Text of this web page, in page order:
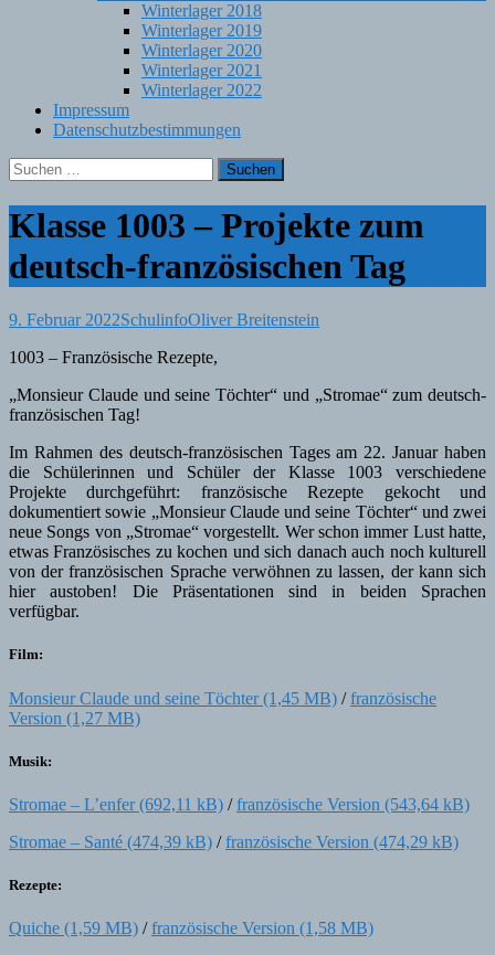
Winterlager 2018
Winterlager 2019
Winterlager 2020
Winterlager 2021
Winterlager 2022
Impressum
Datenschutzbestimmungen
Suchen
nach:
Klasse 1003 – Projekte zum
deutsch-französischen Tag
9. Februar 2022SchulinfoOliver Breitenstein
1003 – Französische Rezepte,
„Monsieur Claude und seine Töchter“ und „Stromae“ zum deutsch-
französischen Tag!
Im Rahmen des deutsch-französischen Tages am 22. Januar haben
die Schülerinnen und Schüler der Klasse 1003 verschiedene
Projekte durchgeführt: französische Rezepte gekocht und
dokumentiert sowie „Monsieur Claude und seine Töchter“ und zwei
neue Songs von „Stromae“ vorgestellt. Wer schon immer Lust hatte,
etwas Französisches zu kochen und sich danach auch noch kulturell
von der französischen Sprache verwöhnen zu lassen, der kann sich
hier austoben! Die Präsentationen sind in beiden Sprachen
verfügbar.
Film:
Monsieur Claude und seine Töchter /französische
Version
Musik:
Stromae – L’enfer /französische Version
Stromae – Santé
/französische Version
Rezepte:
Quiche /französische Version